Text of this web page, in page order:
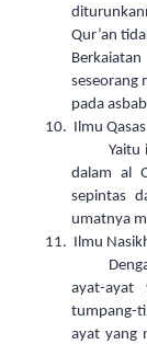
Qur’an
seseorang
pada
10. Ilmu Qasas
Yaitu
dalam al
sepintas
umatnya
11. Ilmu
ayat-ayat
tumpang-
ayat yang